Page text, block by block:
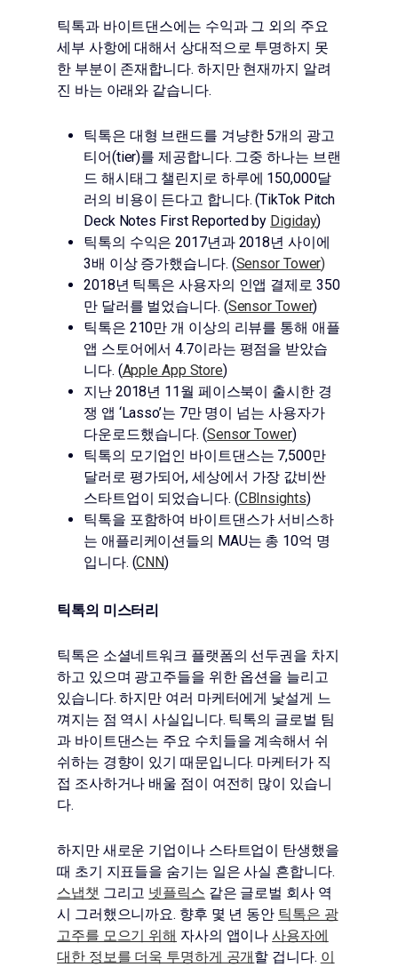
틱톡과 바이트댄스에는 수익과 그 외의 주요
세부 사항에 대해서 상대적으로 투명하지 못
한 부분이 존재합니다. 하지만 현재까지 알려
진 바는 아래와 같습니다.
틱톡은 대형 브랜드를 겨냥한 5개의 광고
티어(tier)를 제공합니다. 그중 하나는 브랜
드 해시태그 챌린지로 하루에 150,000달
러의 비용이 든다고 합니다. (TikTok Pitch
Deck Notes First Reported by Digiday)
틱톡의 수익은 2017년과 2018년 사이에
3배 이상 증가했습니다. (Sensor Tower)
2018년 틱톡은 사용자의 인앱 결제로 350
만 달러를 벌었습니다. (Sensor Tower)
틱톡은 210만 개 이상의 리뷰를 통해 애플
앱 스토어에서 4.7이라는 평점을 받았습
니다. (Apple App Store)
지난 2018년 11월 페이스북이 출시한 경
쟁 앱 ‘Lasso’는 7만 명이 넘는 사용자가
다운로드했습니다. (Sensor Tower)
틱톡의 모기업인 바이트댄스는 7,500만
달러로 평가되어, 세상에서 가장 값비싼
스타트업이 되었습니다. (CBInsights)
틱톡을 포함하여 바이트댄스가 서비스하
는 애플리케이션들의 MAU는 총 10억 명
입니다. (CNN)
틱톡의 미스터리
틱톡은 소셜네트워크 플랫폼의 선두권을 차지
하고 있으며 광고주들을 위한 옵션을 늘리고
있습니다. 하지만 여러 마케터에게 낯설게 느
껴지는 점 역시 사실입니다. 틱톡의 글로벌 팀
과 바이트댄스는 주요 수치들을 계속해서 쉬
쉬하는 경향이 있기 때문입니다. 마케터가 직
접 조사하거나 배울 점이 여전히 많이 있습니
다.
하지만 새로운 기업이나 스타트업이 탄생했을
때 초기 지표들을 숨기는 일은 사실 흔합니다.
스냅챗 그리고 넷플릭스 같은 글로벌 회사 역
시 그러했으니까요. 향후 몇 년 동안 틱톡은 광
고주를 모으기 위해 자사의 앱이나사용자에
대한 정보를 더욱 투명하게 공개할 겁니다. 이